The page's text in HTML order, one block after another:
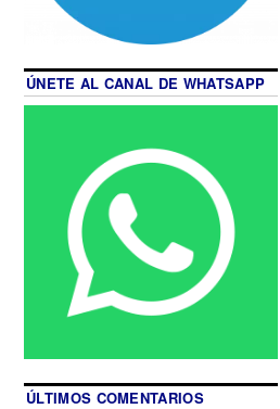
ÚNETE AL CANAL DE WHATSAPP
ÚLTIMOS COMENTARIOS